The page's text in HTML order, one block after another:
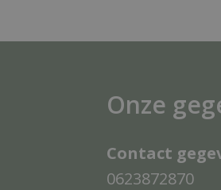
Onze
Contact
0623872870